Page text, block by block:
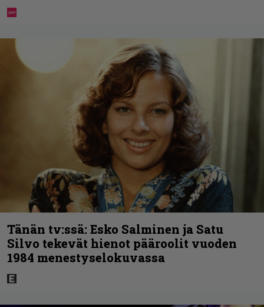
Tänän tv:ssä: Esko Salminen ja Satu
Silvo tekevät hienot pääroolit vuoden
1984 menestyselokuvassa